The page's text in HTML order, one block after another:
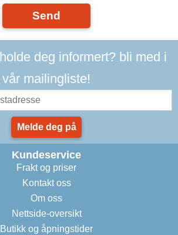
Send
deg informert? bli med i
vår mailingliste!
Melde deg på
Kundeservice
Frakt og priser
Kontakt oss
Om oss
Nettside-oversikt
Butikk og åpningstider